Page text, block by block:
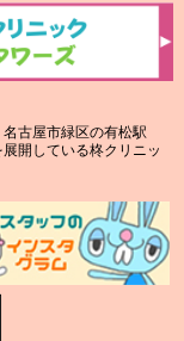
古屋市緑区の有松駅
開している柊クリニッ